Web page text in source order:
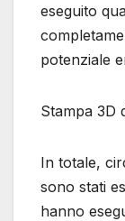
eseguito
potenziale
Stampa 3D
In totale,
sono stati
hanno